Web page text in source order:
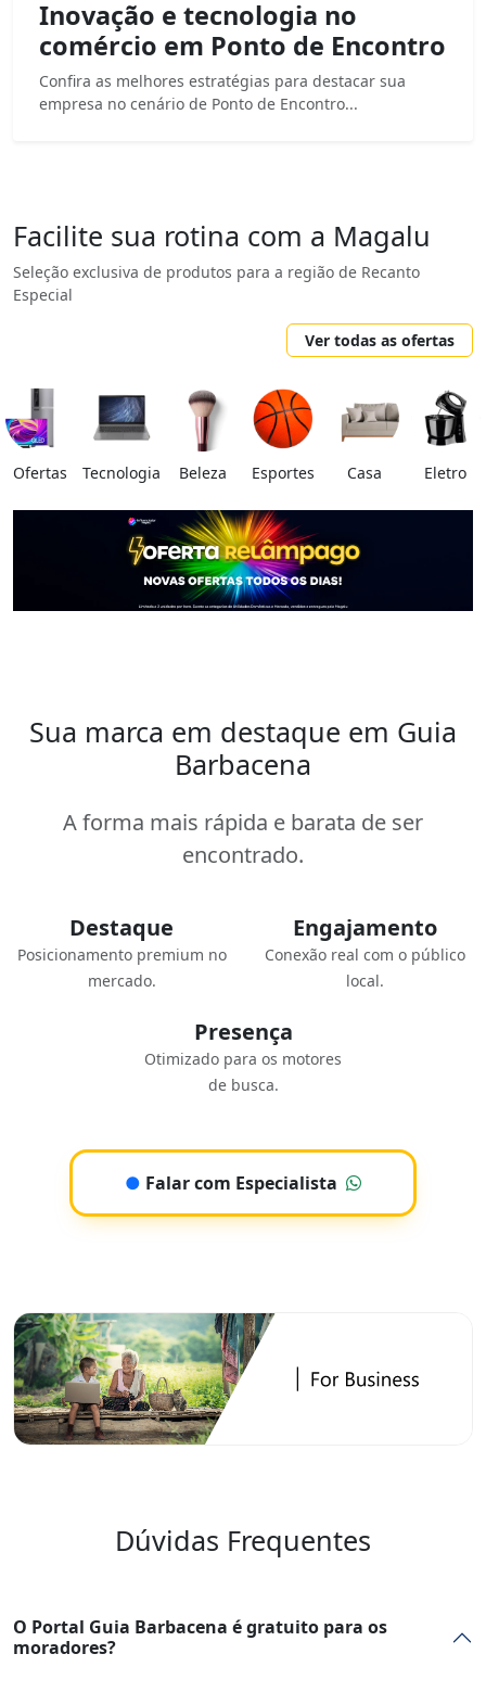
Inovação e tecnologia no
comércio em Ponto de Encontro
Confira as melhores estratégias para destacar sua
empresa no cenário de Ponto de Encontro...
Facilite sua rotina com a Magalu
Seleção exclusiva de produtos para a região de Recanto
Especial
Ver todas as ofertas
Ofertas Tecnologia Beleza Esportes Casa Eletro
Sua marca em destaque em Guia
Barbacena
A forma mais rápida e barata de ser
encontrado.
Destaque
Posicionamento premium no
mercado.
Engajamento
Conexão real com o público
local.
Presença
Otimizado para os motores
de busca.
● Falar com Especialista
Dúvidas Frequentes
O Portal Guia Barbacena é gratuito para os
moradores?